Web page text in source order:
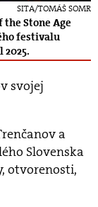
SITA/TOMÁŠ SOMR
Stone Age
festivalu
svojej
a
Slovenska
otvorenosti,